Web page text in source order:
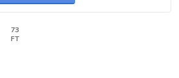
73
FT